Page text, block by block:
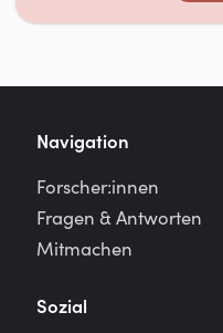
Navigation
Forscher:innen
Fragen & Antworten
Mitmachen
Sozial